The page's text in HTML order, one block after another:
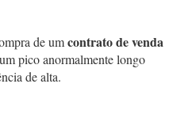
de umcontrato de venda
pico anormalmente longo
de alta.